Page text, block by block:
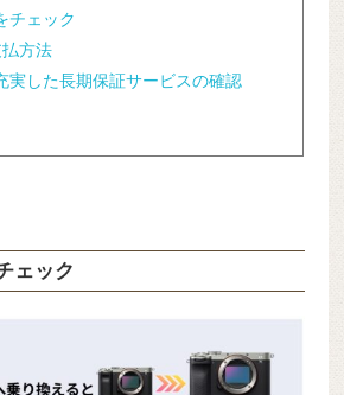
チェック
方法
実した長期保証サービスの確認
ェック